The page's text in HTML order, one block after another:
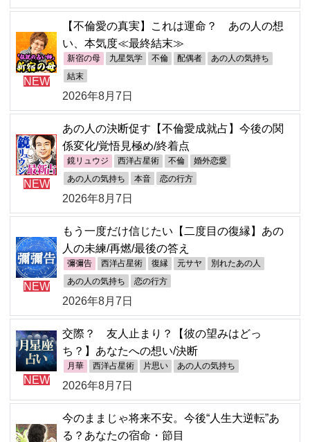
NEW
【不倫愛の真実】これは運命？ あの人の想
い、本気度≪最終結末≫
新宿の母 九星気学 不倫 配偶者 あの人の気持ち
結末
2026年8月7日
NEW
あの人の決断促す【不倫愛成就占】今後の関
係変化/覚悟見極め/終着点
鏡リュウジ 西洋占星術 不倫 婚外恋愛
あの人の気持ち 本音 恋の行方
2026年8月7日
NEW
もう一度だけ信じたい【二度目の復縁】あの
人の未練/再燃/最後の答え
彌彌告 西洋占星術 復縁 元サヤ 別れたあの人
あの人の気持ち 恋の行方
2026年8月7日
NEW
交際？ 友人止まり？【彼の望みはどっ
ち？】あなたへの想い/決断
月華 西洋占星術 片思い あの人の気持ち
2026年8月7日
今のままじゃ将来不安。今後“人生大逆転”あ
る？あなたの宿命・節目